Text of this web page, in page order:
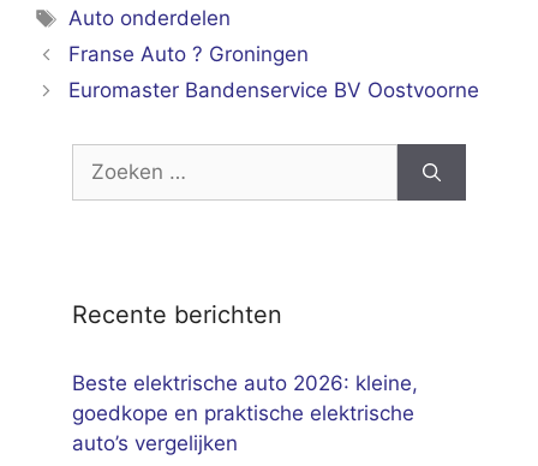
Tags
Auto onderdelen
Franse Auto ? Groningen
Euromaster Bandenservice BV Oostvoorne
Zoek
Recente berichten
Beste elektrische auto 2026: kleine,
goedkope en praktische elektrische
auto’s vergelijken